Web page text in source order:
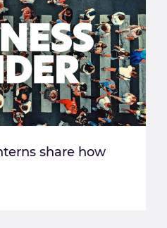
share how